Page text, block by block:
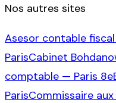
Nos autres sites
Asesor contable fiscal
ParisCabinet
comptable — Paris 8e
ParisCommissaire